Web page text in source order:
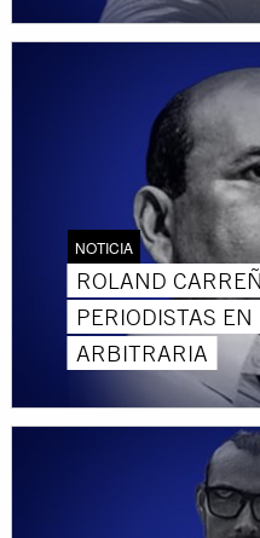
NOTICIA
ROLAND
PERIODISTAS
ARBITRARIA